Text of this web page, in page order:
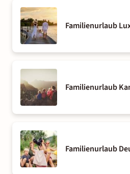
Familienurlaub
Familienurlaub
Familienurlaub